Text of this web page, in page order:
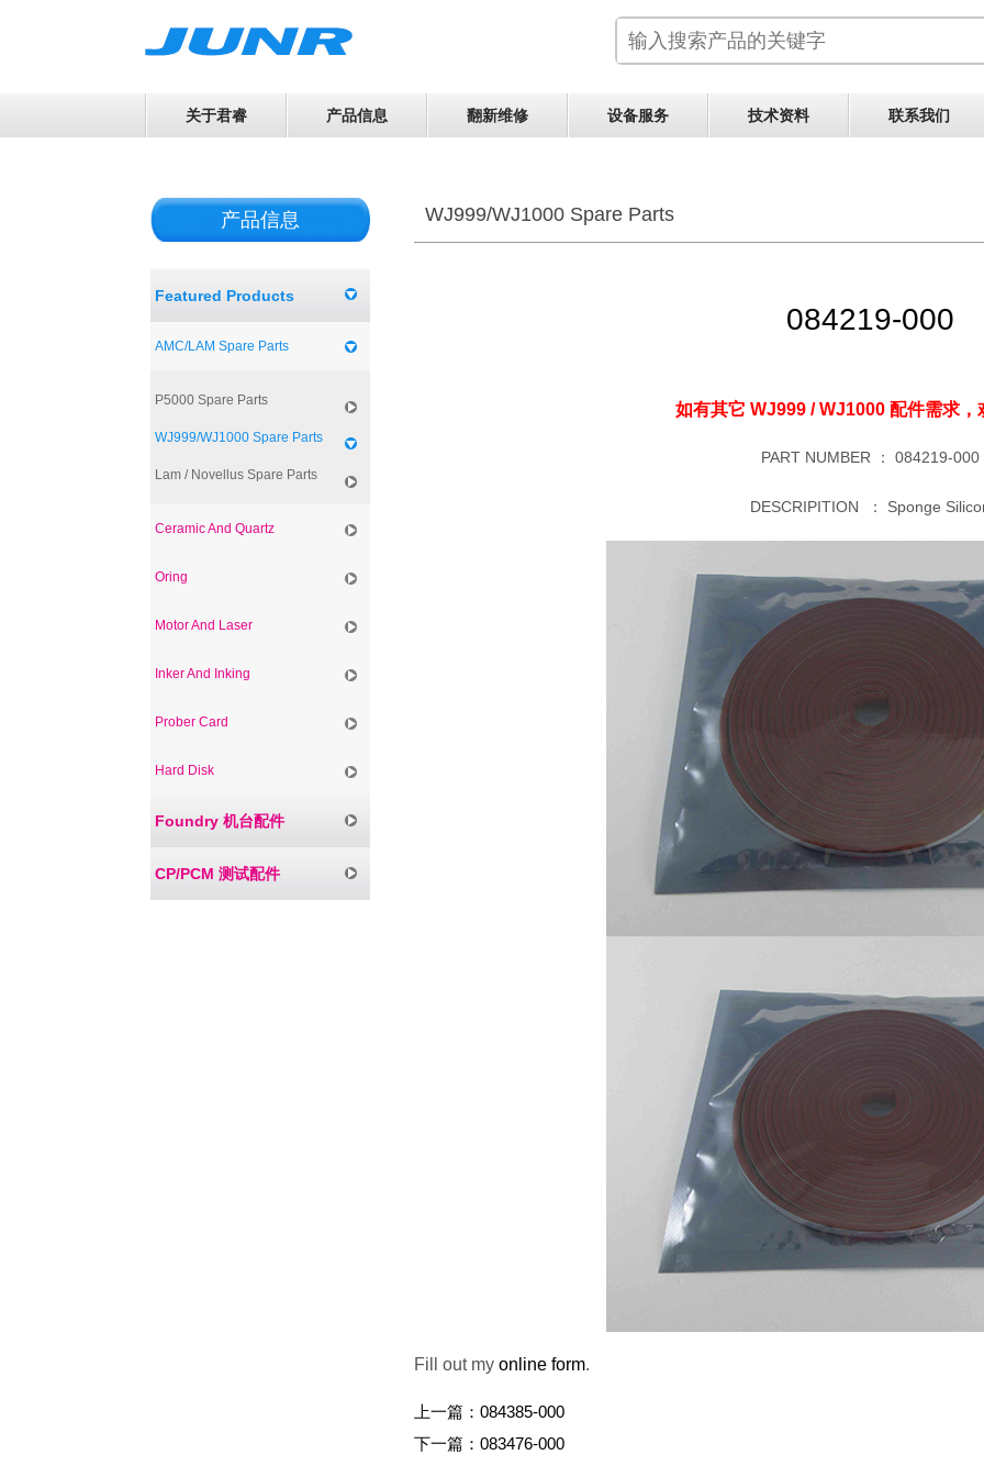
关于君睿 产品信息 翻新维修 设备服务 技术资料 联系我们
产品信息
Featured Products
AMC/LAM Spare Parts
P5000 Spare Parts
WJ999/WJ1000 Spare Parts
Lam / Novellus Spare Parts
Ceramic And Quartz
Oring
Motor And Laser
Inker And Inking
Prober Card
Hard Disk
Foundry 机台配件
CP/PCM 测试配件
WJ999/WJ1000 Spare Parts
084219-000
如有其它 WJ999 / WJ1000 配件需求，
PART NUMBER ： 084219-000
DESCRIPITION ： Sponge
Fill out my online form.
上一篇： 084385-000
下一篇： 083476-000